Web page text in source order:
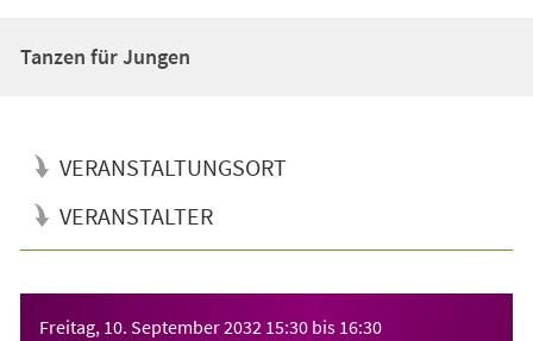
Tanzen für Jungen
VERANSTALTUNGSORT
VERANSTALTER
Freitag, 10. September 2032 15:30 bis 16:30